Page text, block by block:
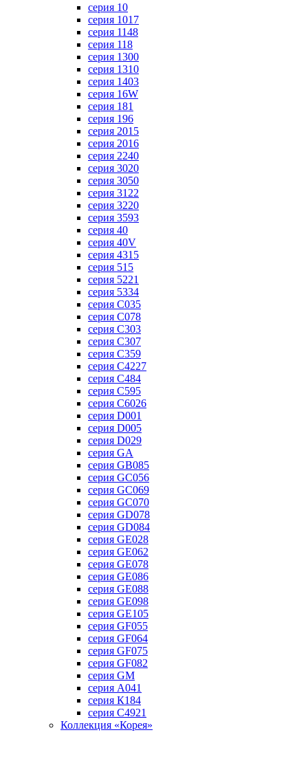
серия 10
серия 1017
серия 1148
серия 118
серия 1300
серия 1310
серия 1403
серия 16W
серия 181
серия 196
серия 2015
серия 2016
серия 2240
серия 3020
серия 3050
серия 3122
серия 3220
серия 3593
серия 40
серия 40V
серия 4315
серия 515
серия 5221
серия 5334
серия C035
серия C078
серия C303
серия C307
серия C359
серия C4227
серия C484
серия C595
серия C6026
серия D001
серия D005
серия D029
серия GA
серия GB085
серия GC056
серия GC069
серия GC070
серия GD078
серия GD084
серия GE028
серия GE062
серия GE078
серия GE086
серия GE088
серия GE098
серия GE105
серия GF055
серия GF064
серия GF075
серия GF082
серия GM
серия А041
серия К184
серия С4921
Коллекция «Корея»